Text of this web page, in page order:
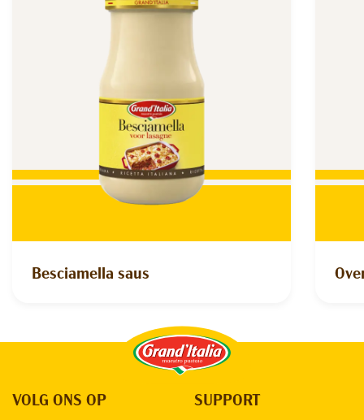
Besciamella saus
Grand'Italia
VOLG ONS OP SUPPORT